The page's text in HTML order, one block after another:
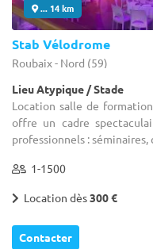
... 14 km
Stab Vélodrome
Roubaix - Nord (59)
Lieu Atypique / Stade
Location salle de
offre un cadre
professionnels : séminaires,
1-1500
Location dès300 €
Contacter